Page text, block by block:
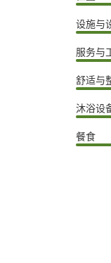
设施与
服务与
舒适与
沐浴设
餐食